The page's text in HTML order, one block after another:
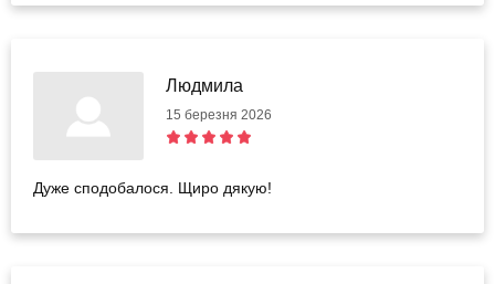
Людмила
15 березня 2026
Дуже сподобалося. Щиро дякую!